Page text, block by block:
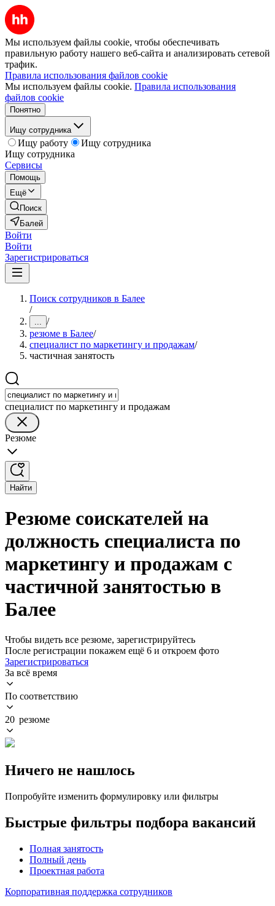
Мы используем файлы cookie, чтобы обеспечивать
правильную работу нашего веб-сайта и анализировать сетевой
трафик.
Правила использования файлов cookie
Мы используем файлы cookie. Правила использования
файлов cookie
Понятно
Ищу сотрудника
Ищу работу
Ищу сотрудника
Ищу сотрудника
Сервисы
Помощь
Ещё
Поиск
Балей
Войти
Войти
Зарегистрироваться
Поиск сотрудников в Балее
/
... /
резюме в Балее/
специалист по маркетингу и продажам/
частичная занятость
специалист по маркетингу и продажам
Резюме
Найти
Резюме соискателей на
должность специалиста по
маркетингу и продажам с
частичной занятостью в
Балее
Чтобы видеть все резюме, зарегистрируйтесь
После регистрации покажем ещё 6 и откроем фото
Зарегистрироваться
За всё время
По соответствию
20 резюме
Ничего не нашлось
Попробуйте изменить формулировку или фильтры
Быстрые фильтры подбора вакансий
Полная занятость
Полный день
Проектная работа
Корпоративная поддержка сотрудников